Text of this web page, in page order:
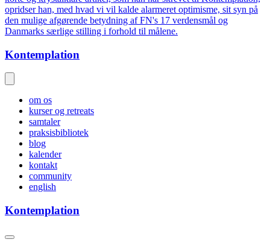
Kontemplation
om os
kurser og retreats
samtaler
praksisbibliotek
blog
kalender
kontakt
community
english
Kontemplation